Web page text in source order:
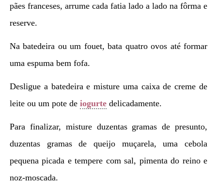
pães franceses, arrume cada fatia lado a lado na fôrma e
reserve.
Na batedeira ou um fouet, bata quatro ovos até formar
uma espuma bem fofa.
Desligue a batedeira e misture uma caixa de creme de
leite ou um pote de iogurte delicadamente.
Para finalizar, misture duzentas gramas de presunto,
duzentas gramas de queijo muçarela, uma cebola
pequena picada e tempere com sal, pimenta do reino e
noz-moscada.